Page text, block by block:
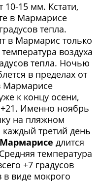
15 мм. Кстати,
в Мармарисе
тепла.
в Мармарис только
воздуха
тепла. Ночью
в пределах от
Мармарисе
к концу осени,
+21. Именно ноябрь
на пляжном
третий день
Мармарисе длится
температура
+7 градусов
в виде мокрого